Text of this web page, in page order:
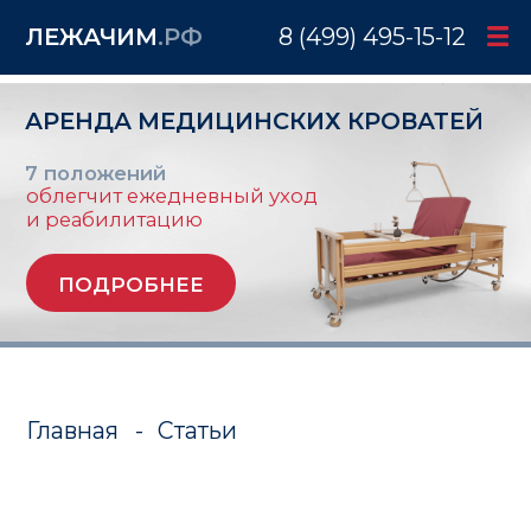
ЛЕЖАЧИМ.РФ 8 (499) 495-15-12
АРЕНДА МЕДИЦИНСКИХ КРОВАТЕЙ
ПОДРОБНЕЕ
7 положений
Главная - Статьи